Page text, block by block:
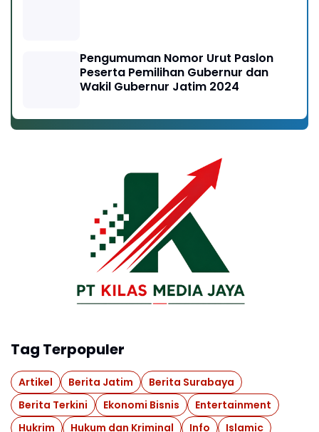
Pengumuman Nomor Urut Paslon
Peserta Pemilihan Gubernur dan
Wakil Gubernur Jatim 2024
Tag Terpopuler
Artikel Berita Jatim
Berita Surabaya
Berita Terkini
Ekonomi Bisnis
Entertainment
Hukrim
Hukum dan Kriminal Info
Islamic